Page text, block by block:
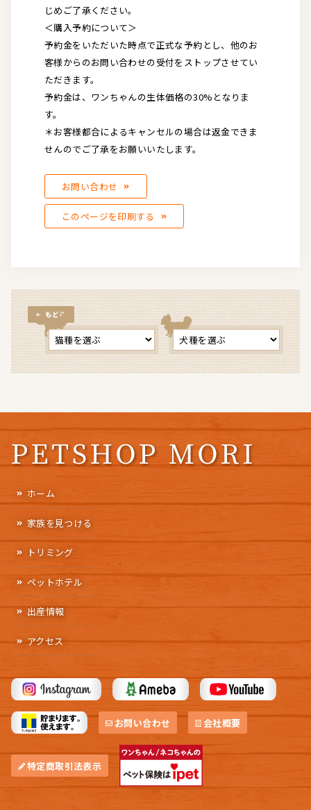
じめご了承ください。
＜購入予約について＞
予約金をいただいた時点で正式な予約とし、他のお
客様からのお問い合わせの受付をストップさせてい
ただきます。
予約金は、ワンちゃんの生体価格の30%となりま
す。
＊お客様都合によるキャンセルの場合は返金できま
せんのでご了承をお願いいたします。
お問い合わせ
このページを印刷する
もどる
ホーム
家族を見つける
トリミング
ペットホテル
出産情報
アクセス
お問い合わせ 会社概要
特定商取引法表示